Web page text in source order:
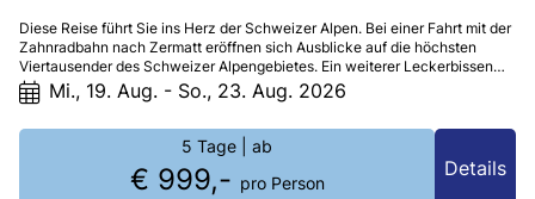
Diese Reise führt Sie ins Herz der Schweizer Alpen. Bei einer Fahrt mit der
Zahnradbahn nach Zermatt eröffnen sich Ausblicke auf die höchsten
Viertausender des Schweizer Alpengebietes. Ein weiterer Leckerbissen
dieser Reise ist die Zugfahrt mit dem Glacier Express.
Mi., 19. Aug. - So., 23. Aug. 2026
5 Tage | ab
€ 999,- pro Person
Details